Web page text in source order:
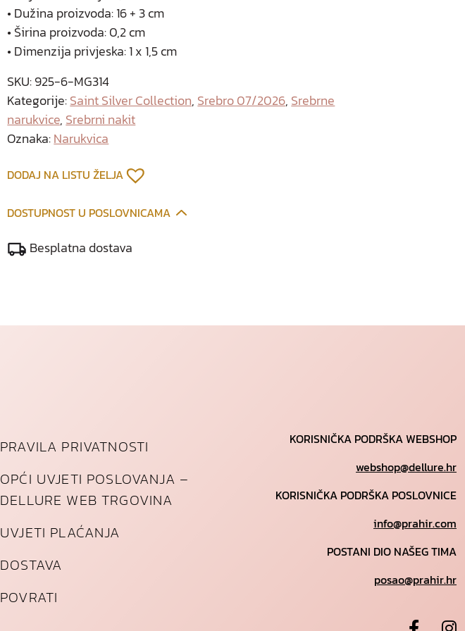
• Dužina proizvoda: 16 + 3 cm
• Širina proizvoda: 0,2 cm
• Dimenzija privjeska: 1 x 1,5 cm
SKU:925-6-MG314
Kategorije:Saint Silver Collection, Srebro 07/2026, Srebrne
narukvice, Srebrni nakit
Oznaka:Narukvica
DODAJ NA LISTU ŽELJA
DOSTUPNOST U POSLOVNICAMA
Besplatna dostava
PRAVILA PRIVATNOSTI
OPĆI UVJETI POSLOVANJA –
DELLURE WEB TRGOVINA
UVJETI PLAĆANJA
DOSTAVA
POVRATI
KORISNIČKA PODRŠKA WEBSHOP
webshop@dellure.hr
KORISNIČKA PODRŠKA POSLOVNICE
info@prahir.com
POSTANI DIO NAŠEG TIMA
posao@prahir.hr